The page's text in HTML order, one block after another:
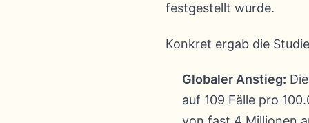
festgestellt wurde.
Konkret ergab die
Globaler Anstieg:
auf 109 Fälle pro